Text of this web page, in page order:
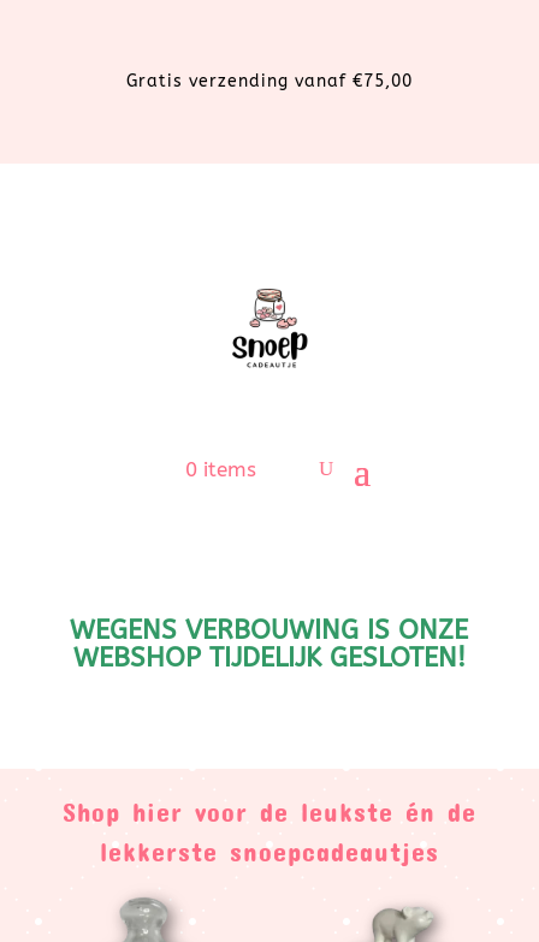
Gratis verzending vanaf €75,00
0 items
WEGENS VERBOUWING IS ONZE
WEBSHOP TIJDELIJK GESLOTEN!
Shop hier voor de leukste én de
lekkerste snoepcadeautjes